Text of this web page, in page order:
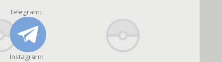
Telegram:
Instagram: